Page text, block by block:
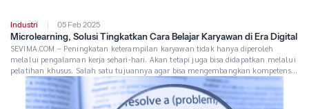
Industri 05 Feb 2025
Microlearning, Solusi Tingkatkan Cara Belajar Karyawan di Era Digital
SEVIMA.COM – Peningkatan keterampilan karyawan tidak hanya diperoleh
melalui pengalaman kerja sehari-hari. Akan tetapi juga bisa didapatkan melalui
pelatihan khusus. Salah satu tujuannya agar bisa mengembangkan kompetensi
karyawan yang berdampak pada peningkatan produktivitas. Nah, salah satu
metode pelatihan yang efektif untuk hal ini adalah microlearning. Menurut
studi yang dilakukan oleh Journal of Applied Psychology, microlearning […]